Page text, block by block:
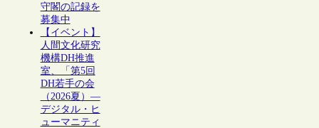
守閣の記録を
募集中
【イベント】
人間文化研究
機構DH推進
室、「第5回
DH若手の会
（2026夏）―
デジタル・ヒ
ューマニティ